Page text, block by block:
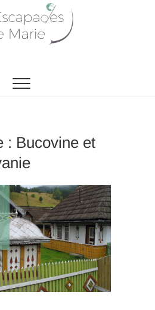
Marie
: Bucovine et